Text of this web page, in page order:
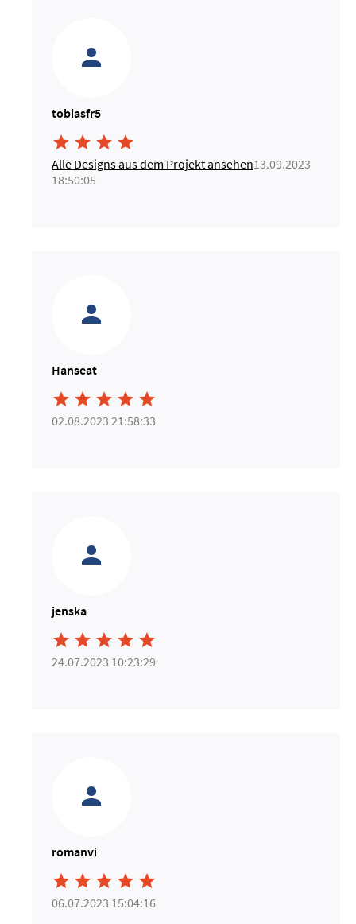
tobiasfr5
   
Alle Designs aus dem Projekt ansehen13.09.2023
18:50:05
Hanseat
    
02.08.2023 21:58:33
jenska
    
24.07.2023 10:23:29
romanvi
    
06.07.2023 15:04:16